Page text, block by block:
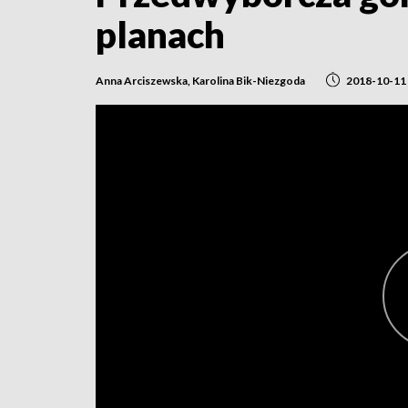
planach
Anna Arciszewska, Karolina Bik-Niezgoda 2018-10-11